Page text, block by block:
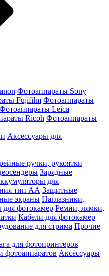
Фотоаппараты Sony
Fujifilm Фотоаппараты
Фотоаппараты Leica
Ricoh Фотоаппараты
Аксессуары для
ручки, рукоятки
Зарядные
для
тип АА Защитные
экраны Наглазники,
фотокамер Ремни, лямки,
Кабели для фотокамер
для стрима Прочие
для фотопринтеров
фотоаппаратов Аксессуары